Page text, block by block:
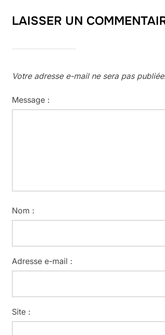
LAISSER UN
Votre adresse e-mail ne sera pas
Message :
Nom :
Adresse e-mail :
Site :